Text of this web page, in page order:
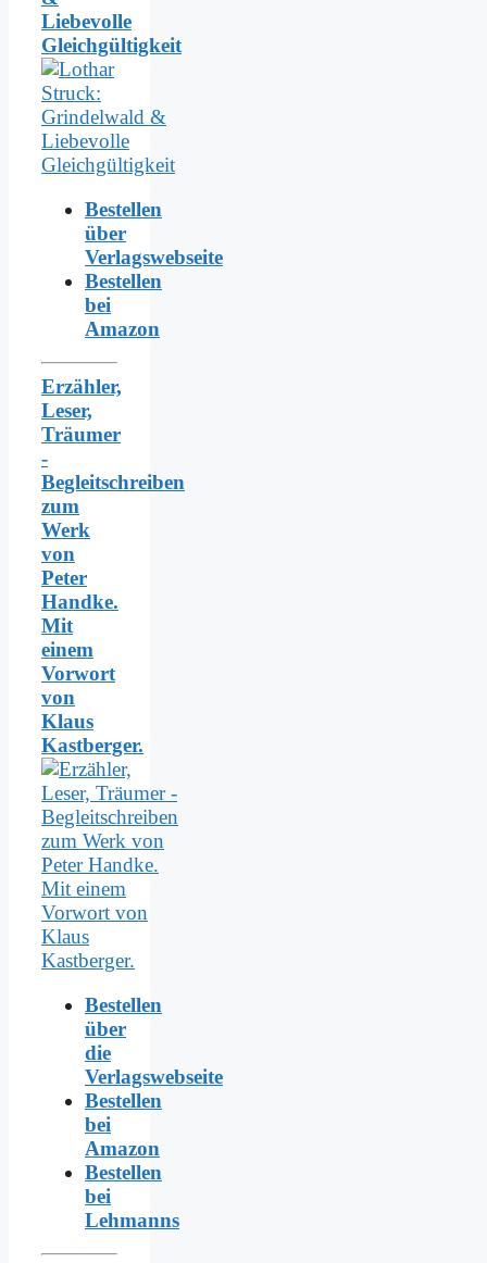
Liebevolle
Gleichgültigkeit
Bestellen
über
Verlagswebseite
Bestellen
bei
Amazon
Erzähler,
Leser,
Träumer
-
Begleitschreiben
zum
Werk
von
Peter
Handke.
Mit
einem
Vorwort
von
Klaus
Kastberger.
Bestellen
über
die
Verlagswebseite
Bestellen
bei
Amazon
Bestellen
bei
Lehmanns